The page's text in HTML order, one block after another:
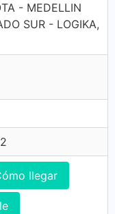
- MEDELLIN
SUR - LOGIKA,
llegar